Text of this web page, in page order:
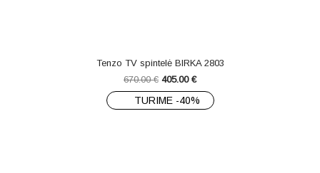
Tenzo TV spintelė BIRKA 2803
670.00€ 405.00 €
TURIME -40%